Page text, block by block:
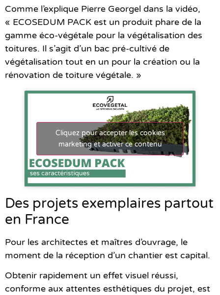
Comme l’explique Pierre Georgel dans la vidéo,
« ECOSEDUM PACK est un produit phare de la
gamme éco-végétale pour la végétalisation des
toitures. Il s’agit d’un bac pré-cultivé de
végétalisation tout en un pour la création ou la
rénovation de toiture végétale. »
Cliquez pour accepter les cookies
marketing et activer ce contenu
Des projets exemplaires partout
en France
Pour les architectes et maîtres d’ouvrage, le
moment de la réception d’un chantier est capital.
Obtenir rapidement un effet visuel réussi,
conforme aux attentes esthétiques du projet, est